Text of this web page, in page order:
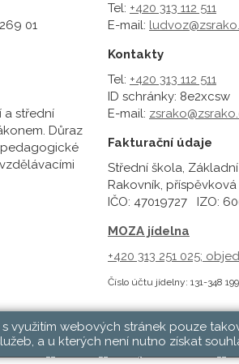
01
a střední
Důraz
Tel: +420 313 112 511
E-mail:
Kontakty
Tel: +420 313 112 511
ID schránky: 8e2xcsw
E-mail:
Fakturační údaje
Střední škola,
Rakovník,
IČO: 47019727 IZO:
MOZA jídelna
+420 313 251 025;
Číslo účtu jídelny: 131-348
Přihlásit
využitím webových stránek pouze
a u kterých není nutno získat